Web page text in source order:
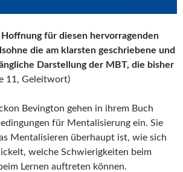
Hoffnung für diesen hervorragenden
die am klarsten geschriebene und
Darstellung der MBT, die bisher
11, Geleitwort)
Bevington gehen in ihrem Buch
für Mentalisierung ein. Sie
Mentalisieren überhaupt ist, wie sich
welche Schwierigkeiten beim
Lernen auftreten können.